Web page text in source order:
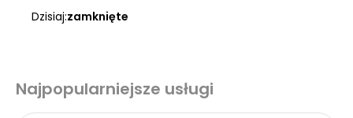
Dzisiaj:zamknięte
Najpopularniejsze usługi